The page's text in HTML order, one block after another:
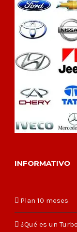
INFORMATIVO
Plan 10 meses
¿Qué es un